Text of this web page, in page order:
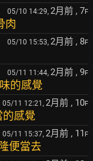
05/10 14:29, 2月前 , 7F
肉
05/10 15:53, 2月前 , 8F
05/11 11:44, 2月前 , 9F
的感覺
05/11 12:21, 2月前 , 10F
的感覺
05/11 15:37, 2月前 , 11 F
便當去